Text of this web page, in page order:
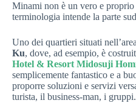
Minami non è un vero e proprio
terminologia intende la parte
Uno dei quartieri situati
Ku, dove, ad esempio, è
Hotel & Resort Midosuji
semplicemente fantastico e a
proporre soluzioni e servizi
turista, il business-man, i gruppi.